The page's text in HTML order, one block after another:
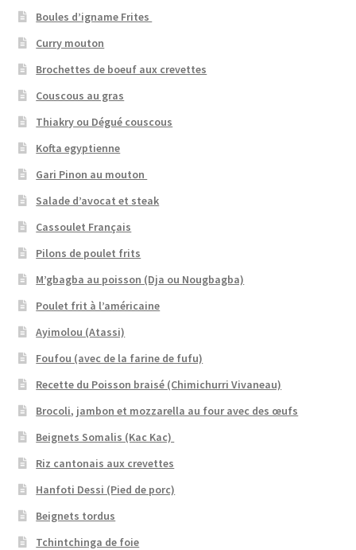
Boules d’igname Frites
Curry mouton
Brochettes de boeuf aux crevettes
Couscous au gras
Thiakry ou Dégué couscous
Kofta egyptienne
Gari Pinon au mouton
Salade d’avocat et steak
Cassoulet Français
Pilons de poulet frits
M’gbagba au poisson (Dja ou Nougbagba)
Poulet frit à l’américaine
Ayimolou (Atassi)
Foufou (avec de la farine de fufu)
Recette du Poisson braisé (Chimichurri Vivaneau)
Brocoli, jambon et mozzarella au four avec des œufs
Beignets Somalis (Kac Kac)
Riz cantonais aux crevettes
Hanfoti Dessi (Pied de porc)
Beignets tordus
Tchintchinga de foie